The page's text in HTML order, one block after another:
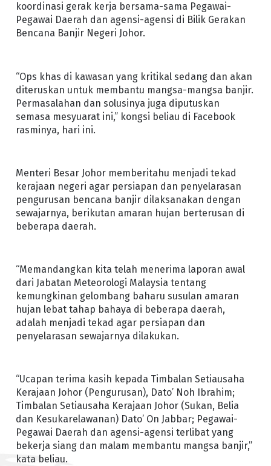
koordinasi gerak kerja bersama-sama Pegawai-
Pegawai Daerah dan agensi-agensi di Bilik Gerakan
Bencana Banjir Negeri Johor.
“Ops khas di kawasan yang kritikal sedang dan akan
diteruskan untuk membantu mangsa-mangsa banjir.
Permasalahan dan solusinya juga diputuskan
semasa mesyuarat ini,” kongsi beliau di Facebook
rasminya, hari ini.
Menteri Besar Johor memberitahu menjadi tekad
kerajaan negeri agar persiapan dan penyelarasan
pengurusan bencana banjir dilaksanakan dengan
sewajarnya, berikutan amaran hujan berterusan di
beberapa daerah.
“Memandangkan kita telah menerima laporan awal
dari Jabatan Meteorologi Malaysia tentang
kemungkinan gelombang baharu susulan amaran
hujan lebat tahap bahaya di beberapa daerah,
adalah menjadi tekad agar persiapan dan
penyelarasan sewajarnya dilakukan.
“Ucapan terima kasih kepada Timbalan Setiausaha
Kerajaan Johor (Pengurusan), Dato’ Noh Ibrahim;
Timbalan Setiausaha Kerajaan Johor (Sukan, Belia
dan Kesukarelawanan) Dato’ On Jabbar; Pegawai-
Pegawai Daerah dan agensi-agensi terlibat yang
bekerja siang dan malam membantu mangsa banjir,”
kata beliau.